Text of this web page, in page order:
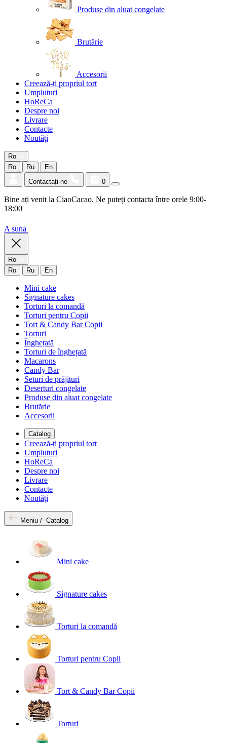
Produse din aluat congelate
Brutărie
Accesorii
Creează-ți propriul tort
Umpluturi
HoReCa
Despre noi
Livrare
Contacte
Noutăți
Ro
Ro
Ru
En
Contactați-ne
0
Bine ați venit la CiaoCacao. Ne puteți contacta între orele 9:00-
18:00
A suna
Ro
Ro
Ru En
Mini cake
Signature cakes
Torturi la comandă
Torturi pentru Copii
Tort & Candy Bar Copii
Torturi
Înghețată
Torturi de înghețată
Macarons
Candy Bar
Seturi de prăjituri
Deserturi congelate
Produse din aluat congelate
Brutărie
Accesorii
Catalog
Creează-ți propriul tort
Umpluturi
HoReCa
Despre noi
Livrare
Contacte
Noutăți
Meniu / Catalog
Mini cake
Signature cakes
Torturi la comandă
Torturi pentru Copii
Tort & Candy Bar Copii
Torturi